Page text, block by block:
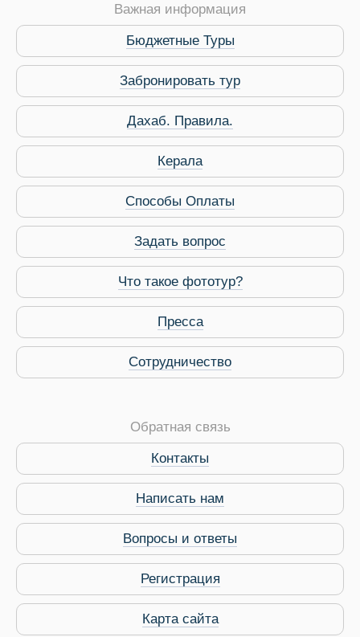
Дахаб
Виза в Индию
Важная информация
Бюджетные Туры
Забронировать тур
Дахаб. Правила.
Керала
Способы Оплаты
Задать вопрос
Что такое фототур?
Пресса
Сотрудничество
Обратная связь
Контакты
Написать нам
Вопросы и ответы
Регистрация
Карта сайта